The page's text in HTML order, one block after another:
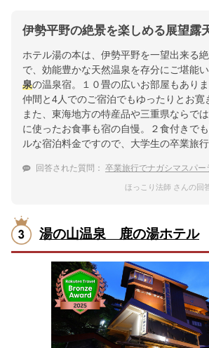
伊勢平野の絶景を楽しめる展望露
ホテル湯の本は、伊勢平野を一望出来る
で、効能豊かな天然温泉を存分にご堪能
泉の温泉宿。１０畳の広いお部屋もあり
仲間と4人でのご宿泊でもゆったりとお寛
また、東海地方の特産品や三重県ならで
に使ったお食事も宿の自慢。２食付きで
ルな宿泊料金ですので、大学生の卒業旅行
回答された質問： 卒業旅行でナガシマスパー
ほっこり法師 さんの回
湯の山温泉 鹿の湯ホテル